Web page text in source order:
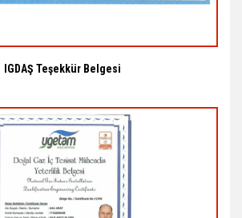
IGDAŞ Teşekkür Belgesi